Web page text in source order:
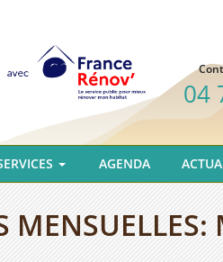
04
AGENDA
MENSUELLES: